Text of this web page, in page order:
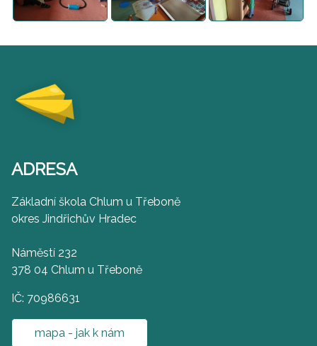
ADRESA
Základní škola Chlum u Třeboně
okres Jindřichův Hradec
Náměstí 232
378 04 Chlum u Třeboně
IČ: 70986631
mapa - jak k nám